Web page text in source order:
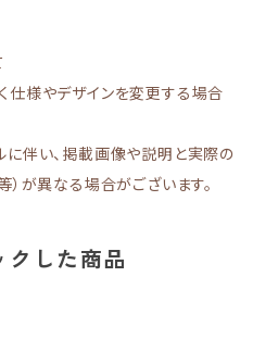
仕様やデザインを変更する場合
に伴い、掲載画像や説明と実際の
）が異なる場合がございます。
クした商品